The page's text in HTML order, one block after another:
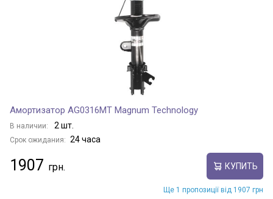
Амортизатор AG0316MT Magnum Technology
В наличии: 2 шт.
Срок ожидания: 24 часа
1907 КУПИТЬ
Ще 1 пропозиції від 1907 грн